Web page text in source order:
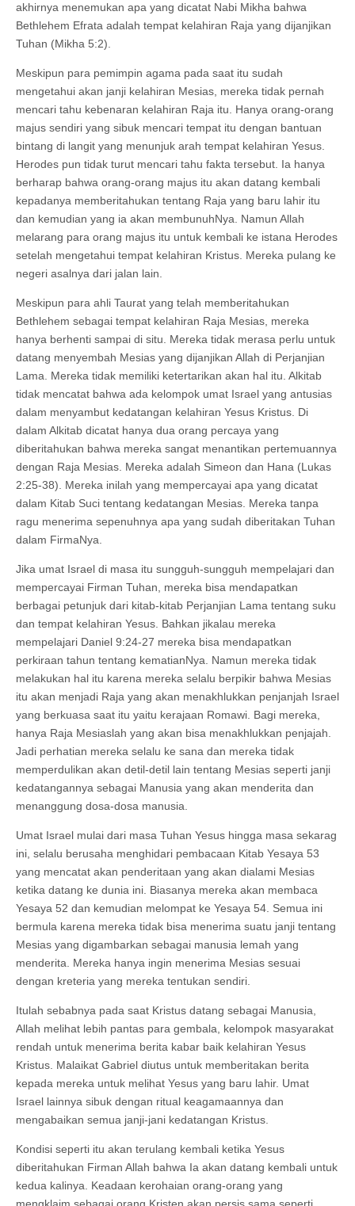
akhirnya menemukan apa yang dicatat Nabi Mikha bahwa
Bethlehem Efrata adalah tempat kelahiran Raja yang dijanjikan
Tuhan (Mikha 5:2).
Meskipun para pemimpin agama pada saat itu sudah
mengetahui akan janji kelahiran Mesias, mereka tidak pernah
mencari tahu kebenaran kelahiran Raja itu. Hanya orang-orang
majus sendiri yang sibuk mencari tempat itu dengan bantuan
bintang di langit yang menunjuk arah tempat kelahiran Yesus.
Herodes pun tidak turut mencari tahu fakta tersebut. Ia hanya
berharap bahwa orang-orang majus itu akan datang kembali
kepadanya memberitahukan tentang Raja yang baru lahir itu
dan kemudian yang ia akan membunuhNya. Namun Allah
melarang para orang majus itu untuk kembali ke istana Herodes
setelah mengetahui tempat kelahiran Kristus. Mereka pulang ke
negeri asalnya dari jalan lain.
Meskipun para ahli Taurat yang telah memberitahukan
Bethlehem sebagai tempat kelahiran Raja Mesias, mereka
hanya berhenti sampai di situ. Mereka tidak merasa perlu untuk
datang menyembah Mesias yang dijanjikan Allah di Perjanjian
Lama. Mereka tidak memiliki ketertarikan akan hal itu. Alkitab
tidak mencatat bahwa ada kelompok umat Israel yang antusias
dalam menyambut kedatangan kelahiran Yesus Kristus. Di
dalam Alkitab dicatat hanya dua orang percaya yang
diberitahukan bahwa mereka sangat menantikan pertemuannya
dengan Raja Mesias. Mereka adalah Simeon dan Hana (Lukas
2:25-38). Mereka inilah yang mempercayai apa yang dicatat
dalam Kitab Suci tentang kedatangan Mesias. Mereka tanpa
ragu menerima sepenuhnya apa yang sudah diberitakan Tuhan
dalam FirmaNya.
Jika umat Israel di masa itu sungguh-sungguh mempelajari dan
mempercayai Firman Tuhan, mereka bisa mendapatkan
berbagai petunjuk dari kitab-kitab Perjanjian Lama tentang suku
dan tempat kelahiran Yesus. Bahkan jikalau mereka
mempelajari Daniel 9:24-27 mereka bisa mendapatkan
perkiraan tahun tentang kematianNya. Namun mereka tidak
melakukan hal itu karena mereka selalu berpikir bahwa Mesias
itu akan menjadi Raja yang akan menakhlukkan penjanjah Israel
yang berkuasa saat itu yaitu kerajaan Romawi. Bagi mereka,
hanya Raja Mesiaslah yang akan bisa menakhlukkan penjajah.
Jadi perhatian mereka selalu ke sana dan mereka tidak
memperdulikan akan detil-detil lain tentang Mesias seperti janji
kedatangannya sebagai Manusia yang akan menderita dan
menanggung dosa-dosa manusia.
Umat Israel mulai dari masa Tuhan Yesus hingga masa sekarag
ini, selalu berusaha menghidari pembacaan Kitab Yesaya 53
yang mencatat akan penderitaan yang akan dialami Mesias
ketika datang ke dunia ini. Biasanya mereka akan membaca
Yesaya 52 dan kemudian melompat ke Yesaya 54. Semua ini
bermula karena mereka tidak bisa menerima suatu janji tentang
Mesias yang digambarkan sebagai manusia lemah yang
menderita. Mereka hanya ingin menerima Mesias sesuai
dengan kreteria yang mereka tentukan sendiri.
Itulah sebabnya pada saat Kristus datang sebagai Manusia,
Allah melihat lebih pantas para gembala, kelompok masyarakat
rendah untuk menerima berita kabar baik kelahiran Yesus
Kristus. Malaikat Gabriel diutus untuk memberitakan berita
kepada mereka untuk melihat Yesus yang baru lahir. Umat
Israel lainnya sibuk dengan ritual keagamaannya dan
mengabaikan semua janji-jani kedatangan Kristus.
Kondisi seperti itu akan terulang kembali ketika Yesus
diberitahukan Firman Allah bahwa Ia akan datang kembali untuk
kedua kalinya. Keadaan kerohaian orang-orang yang